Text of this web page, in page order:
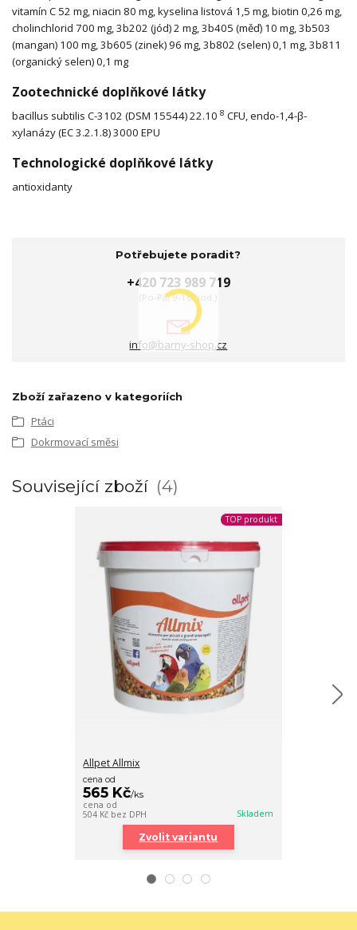
vitamín C 52 mg, niacin 80 mg, kyselina listová 1,5 mg, biotin 0,26 mg,
cholinchlorid 700 mg, 3b202 (jód) 2 mg, 3b405 (měď) 10 mg, 3b503
(mangan) 100 mg, 3b605 (zinek) 96 mg, 3b802 (selen) 0,1 mg, 3b811
(organický selen) 0,1 mg
Zootechnické doplňkové látky
bacillus subtilis C-3102 (DSM 15544) 22.10 8 CFU, endo-1,4-β-
xylanázy (EC 3.2.1.8) 3000 EPU
Technologické doplňkové látky
antioxidanty
Potřebujete poradit?
+420 723 989 719
(Po-Pá, 9-16 hod.)
info@barny-shop.cz
Zboží zařazeno v kategoriích
Ptáci
Dokrmovací směsi
Související zboží 4
TOP produkt
Allpet Allmix
cena od
565 Kč/ks
cena od
504 Kč bez DPH Skladem
Zvolit variantu